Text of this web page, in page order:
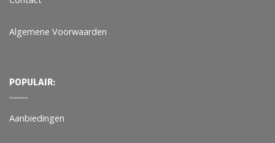
Algemene Voorwaarden
POPULAIR:
Aanbiedingen